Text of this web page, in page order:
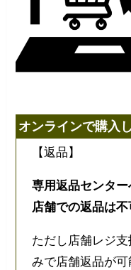
オンラインで購入
【返品】
専用返品センタ
店舗での返品は不
ただし店舗レジ
みで店舗返品が可